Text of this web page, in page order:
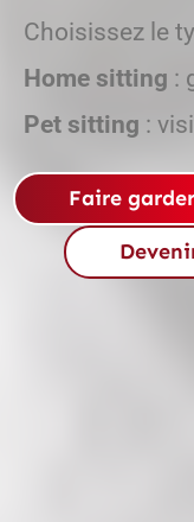
Choisissez le
Home sitting :
Pet sitting :
Faire